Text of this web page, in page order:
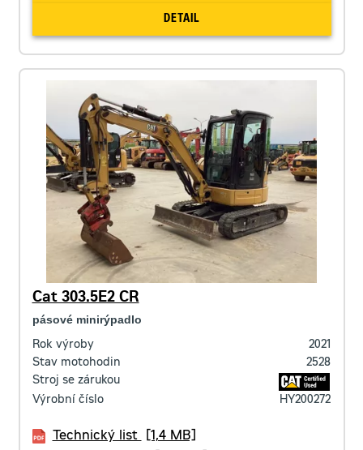
DETAIL
Cat 303.5E2 CR
pásové minirýpadlo
Rok výroby
2021
Stav motohodin
2528
Stroj se zárukou
Výrobní číslo
HY200272
Technický list
[1,4 MB]